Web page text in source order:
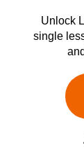
Unlock
single